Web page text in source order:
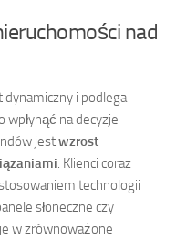
nad
i podlega
na decyzje
jestwzrost
. Klienci coraz
technologii
słoneczne czy
w zrównoważone